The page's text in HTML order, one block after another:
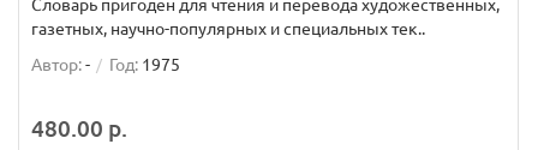
Словарь пригоден для чтения и перевода художественных,
газетных, научно-популярных и специальных тек..
Автор:- Год: 1975
480.00 р.